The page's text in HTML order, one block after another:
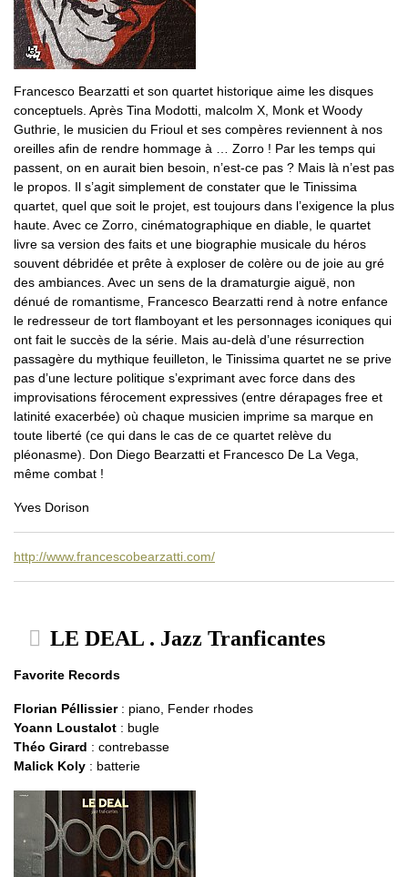
Francesco Bearzatti et son quartet historique aime les disques
conceptuels. Après Tina Modotti, malcolm X, Monk et Woody
Guthrie, le musicien du Frioul et ses compères reviennent à nos
oreilles afin de rendre hommage à … Zorro ! Par les temps qui
passent, on en aurait bien besoin, n’est-ce pas ? Mais là n’est pas
le propos. Il s’agit simplement de constater que le Tinissima
quartet, quel que soit le projet, est toujours dans l’exigence la plus
haute. Avec ce Zorro, cinématographique en diable, le quartet
livre sa version des faits et une biographie musicale du héros
souvent débridée et prête à exploser de colère ou de joie au gré
des ambiances. Avec un sens de la dramaturgie aiguë, non
dénué de romantisme, Francesco Bearzatti rend à notre enfance
le redresseur de tort flamboyant et les personnages iconiques qui
ont fait le succès de la série. Mais au-delà d’une résurrection
passagère du mythique feuilleton, le Tinissima quartet ne se prive
pas d’une lecture politique s’exprimant avec force dans des
improvisations férocement expressives (entre dérapages free et
latinité exacerbée) où chaque musicien imprime sa marque en
toute liberté (ce qui dans le cas de ce quartet relève du
pléonasme). Don Diego Bearzatti et Francesco De La Vega,
même combat !
Yves Dorison
http://www.francescobearzatti.com/
LE DEAL . Jazz Tranficantes
Favorite Records
Florian Péllissier: piano, Fender rhodes
Yoann Loustalot : bugle
Théo Girard : contrebasse
Malick Koly : batterie